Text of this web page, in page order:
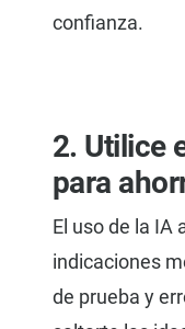
confianza.
2. Utilice
para
El uso de la IA
indicaciones
de prueba y